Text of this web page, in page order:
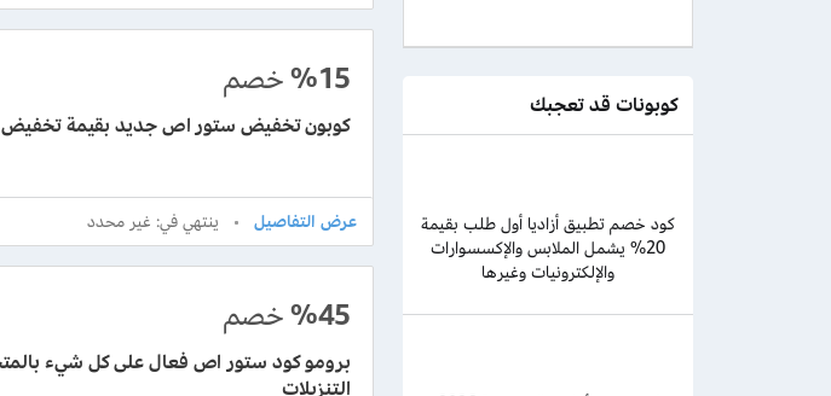
%15خصم
كوبون تخفيض ستور اص جديد بقيمة تخفيض 15% يشمل كافة المنتجات
ينتهي في: غير محدد
%45خصم
التنزيلات
كوبونات قد تعجبك
كود خصم تطبيق أزاديا أول طلب بقيمة
20% يشمل الملابس والإكسسوارات
والإلكترونيات وغيرها